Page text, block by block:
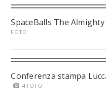
SpaceBalls The Almighty
FOTO
Conferenza stampa
4 FOTO